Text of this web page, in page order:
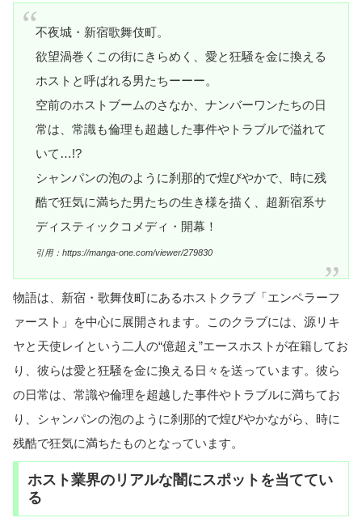
不夜城・新宿歌舞伎町。
欲望渦巻くこの街にきらめく、愛と狂騒を金に換える
ホストと呼ばれる男たちーーー。
空前のホストブームのさなか、ナンバーワンたちの日
常は、常識も倫理も超越した事件やトラブルで溢れて
いて…!?
シャンパンの泡のように刹那的で煌びやかで、時に残
酷で狂気に満ちた男たちの生き様を描く、超新宿系サ
ディスティックコメディ・開幕！
引用：https://manga-one.com/viewer/279830
物語は、新宿・歌舞伎町にあるホストクラブ「エンペラーフ
ァースト」を中心に展開されます。このクラブには、源リキ
ヤと天使レイという二人の“億超え”エースホストが在籍してお
り、彼らは愛と狂騒を金に換える日々を送っています。彼ら
の日常は、常識や倫理を超越した事件やトラブルに満ちてお
り、シャンパンの泡のように刹那的で煌びやかながら、時に
残酷で狂気に満ちたものとなっています。
ホスト業界のリアルな闇にスポットを当ててい
る